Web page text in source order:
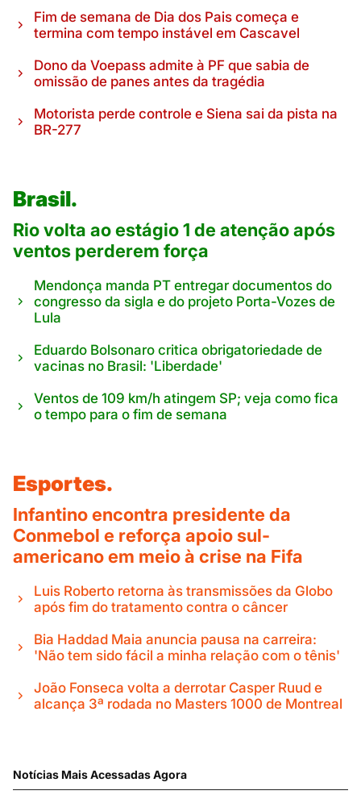
Fim de semana de Dia dos Pais começa e
termina com tempo instável em Cascavel
Dono da Voepass admite à PF que sabia de
omissão de panes antes da tragédia
Motorista perde controle e Siena sai da pista na
BR-277
Brasil.
Rio volta ao estágio 1 de atenção após
ventos perderem força
Mendonça manda PT entregar documentos do
congresso da sigla e do projeto Porta-Vozes de
Lula
Eduardo Bolsonaro critica obrigatoriedade de
vacinas no Brasil: 'Liberdade'
Ventos de 109 km/h atingem SP; veja como fica
o tempo para o fim de semana
Esportes.
Infantino encontra presidente da
Conmebol e reforça apoio sul-
americano em meio à crise na Fifa
Luis Roberto retorna às transmissões da Globo
após fim do tratamento contra o câncer
Bia Haddad Maia anuncia pausa na carreira:
'Não tem sido fácil a minha relação com o tênis'
João Fonseca volta a derrotar Casper Ruud e
alcança 3ª rodada no Masters 1000 de Montreal
Notícias Mais Acessadas Agora